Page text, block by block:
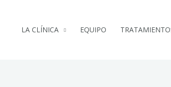
LA CLÍNICA EQUIPO